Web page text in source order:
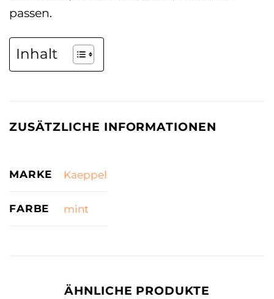
passen.
Inhalt
ZUSÄTZLICHE INFORMATIONEN
MARKE Kaeppel
FARBE mint
ÄHNLICHE PRODUKTE